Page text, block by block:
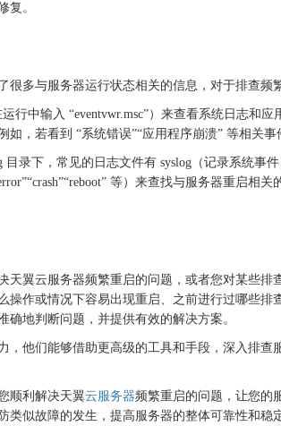
复。
多与服务器运行状态相关的信息，对于排查频
行中输入 “eventvwr.msc”）来查看系统日志
，若看到 “系统错误”“应用程序崩溃” 等相关
录下，常见的日志文件有 syslog（记录系统事
等）来查找与服务器重启
天翼云服务器频繁重启的问题，或者您对某些
操作或情况下容易出现重启、之前进行过哪些
地判断问题，并提供有效的解决方案。
，他们能够借助更高级的工具和手段，深入排
顺利解决天翼云服务器频繁重启的问题，让您的
似故障的发生，提高服务器的整体可靠性和稳